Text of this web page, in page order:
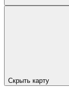
Скрыть карту